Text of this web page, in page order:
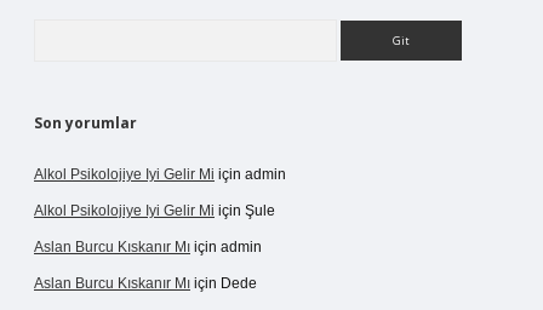
Son yorumlar
Alkol Psikolojiye Iyi Gelir Mi için admin
Alkol Psikolojiye Iyi Gelir Mi için Şule
Aslan Burcu Kıskanır Mı için admin
Aslan Burcu Kıskanır Mı için Dede